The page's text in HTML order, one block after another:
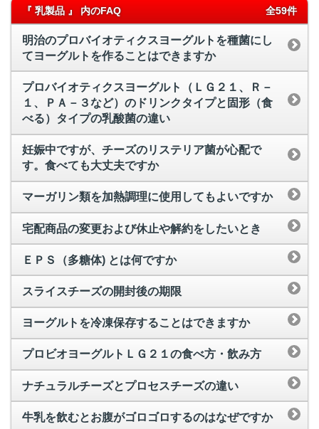
『 乳製品 』 内のFAQ 全59件
明治のプロバイオティクスヨーグルトを種菌にし
てヨーグルトを作ることはできますか
プロバイオティクスヨーグルト（ＬＧ２１、Ｒ－
１、ＰＡ－３など）のドリンクタイプと固形（食
べる）タイプの乳酸菌の違い
妊娠中ですが、チーズのリステリア菌が心配で
す。食べても大丈夫ですか
マーガリン類を加熱調理に使用してもよいですか
宅配商品の変更および休止や解約をしたいとき
ＥＰＳ（多糖体) とは何ですか
スライスチーズの開封後の期限
ヨーグルトを冷凍保存することはできますか
プロビオヨーグルトＬＧ２１の食べ方・飲み方
ナチュラルチーズとプロセスチーズの違い
牛乳を飲むとお腹がゴロゴロするのはなぜですか